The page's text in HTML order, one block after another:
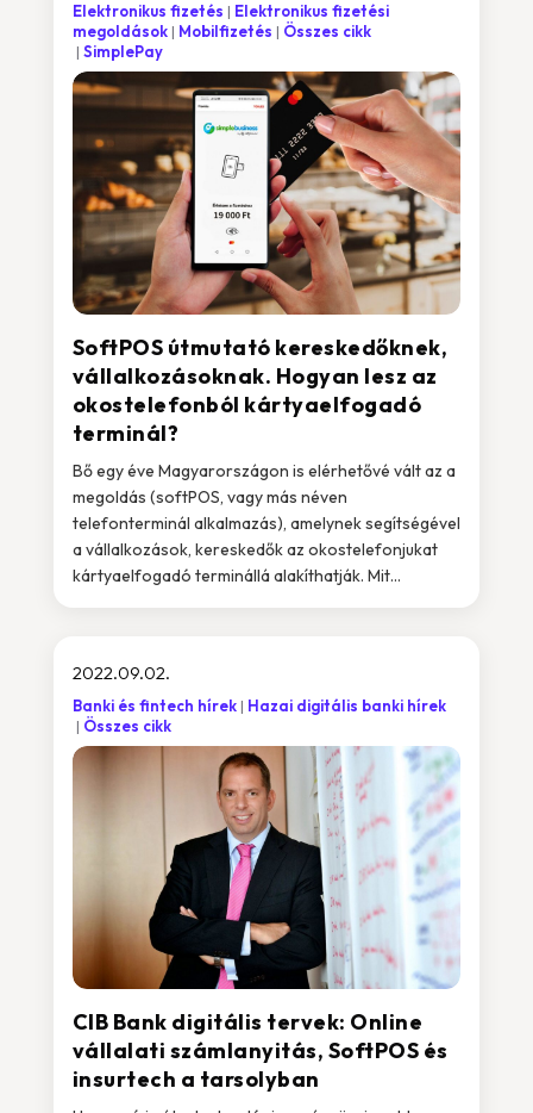
SoftPOS útmutató kereskedőknek,
vállalkozásoknak. Hogyan lesz az
okostelefonból kártyaelfogadó
terminál?
Elektronikus fizetés
Elektronikus fizetési
megoldások
Mobilfizetés
Összes cikk
SimplePay
Bő egy éve Magyarországon is elérhetővé vált az a
megoldás (softPOS, vagy más néven
telefonterminál alkalmazás), amelynek segítségével
a vállalkozások, kereskedők az okostelefonjukat
kártyaelfogadó terminállá alakíthatják. Mit...
CIB Bank digitális tervek: Online
vállalati számlanyitás, SoftPOS és
insurtech a tarsolyban
2022.09.02.
Banki és fintech hírek
Hazai digitális banki hírek
Összes cikk